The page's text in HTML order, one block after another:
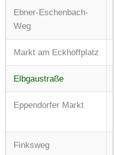
Ebner-Eschenbach-
Weg
Markt am Eckhoffplatz
Elbgaustraße
Eppendorfer Markt
Finksweg